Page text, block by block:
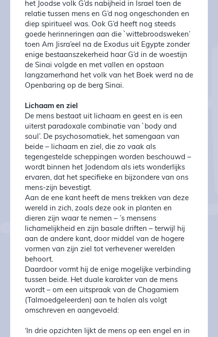
het Joodse volk G’ds nabijheid in Israel toen de
relatie tussen mens en G’d nog ongeschonden en
diep spiritueel was. Ook G’d heeft nog steeds
goede herinneringen aan die `wittebroodsweken’
toen Am Jisra’eel na de Exodus uit Egypte zonder
enige bestaanszekerheid haar G’d in de woestijn
de Sinai volgde en met vallen en opstaan
langzamerhand het volk van het Boek werd na de
Openbaring op de berg Sinai.
Lichaam en ziel
De mens bestaat uit lichaam en geest en is een
uiterst paradoxale combinatie van `body and
soul’. De psychosomatiek, het samengaan van
beide – lichaam en ziel, die zo vaak als
tegengestelde scheppingen worden beschouwd –
wordt binnen het Jodendom als iets wonderlijks
ervaren, dat het specifieke en bijzondere van ons
mens-zijn bevestigt.
Aan de ene kant heeft de mens trekken van deze
wereld in zich, zoals deze ook in planten en
dieren zijn waar te nemen – ’s mensens
lichamelijkheid en zijn basale driften – terwijl hij
aan de andere kant, door middel van de hogere
vormen van zijn ziel tot verhevener werelden
behoort.
Daardoor vormt hij de enige mogelijke verbinding
tussen beide. Het duale karakter van de mens
wordt – om een uitspraak van de Chagamiem
(Talmoedgeleerden) aan te halen als volgt
omschreven en aangevoeld:
‘In drie opzichten lijkt de mens op een engel en in